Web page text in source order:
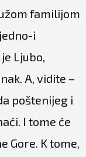
familijom
i
Ljubo,
A, vidite –
poštenijeg i
I tome će
Gore. K tome,